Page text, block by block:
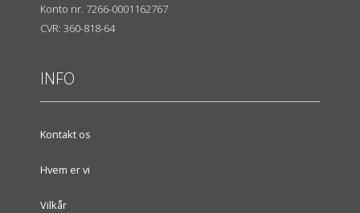
Konto nr. 7266-0001162767
CVR: 360-818-64
INFO
Kontakt os
Hvem er vi
Vilkår